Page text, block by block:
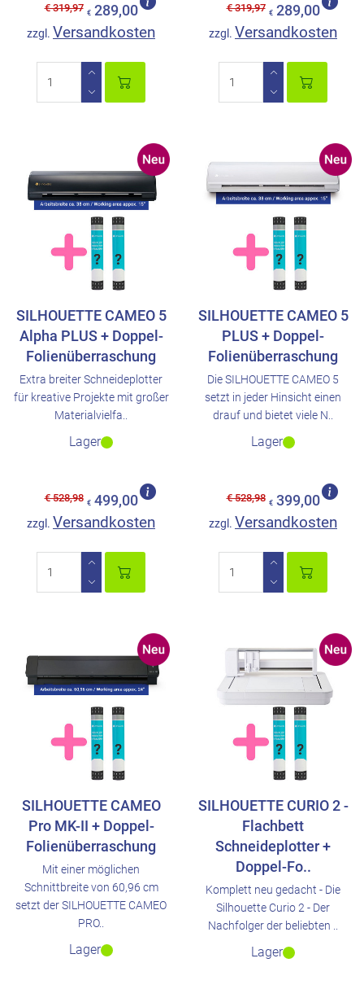
€ 319,97 € 289,00
zzgl. Versandkosten
€ 319,97 € 289,00
zzgl. Versandkosten
SILHOUETTE CAMEO 5
Alpha PLUS + Doppel-
Folienüberraschung
Extra breiter Schneideplotter
für kreative Projekte mit großer
Materialvielfa..
Lager
€ 528,98 € 499,00
zzgl. Versandkosten
SILHOUETTE CAMEO 5
PLUS + Doppel-
Folienüberraschung
Die SILHOUETTE CAMEO 5
setzt in jeder Hinsicht einen
drauf und bietet viele N..
Lager
€ 528,98 € 399,00
zzgl. Versandkosten
SILHOUETTE CAMEO
Pro MK-II + Doppel-
Folienüberraschung
Mit einer möglichen
Schnittbreite von 60,96 cm
setzt der SILHOUETTE CAMEO
PRO..
Lager
SILHOUETTE CURIO 2 -
Flachbett
Schneideplotter +
Doppel-Fo..
Komplett neu gedacht - Die
Silhouette Curio 2 - Der
Nachfolger der beliebten ..
Lager